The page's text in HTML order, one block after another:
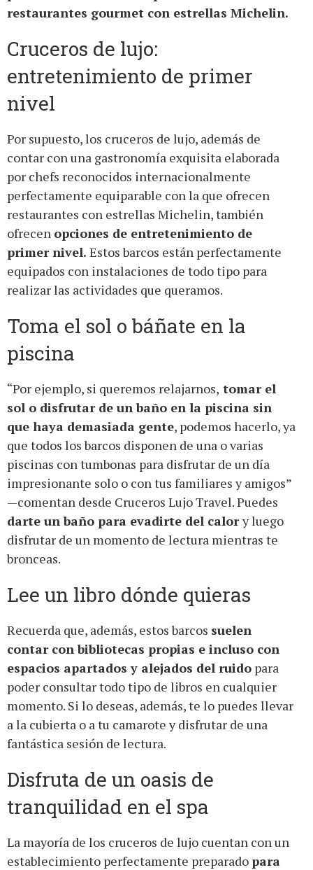
restaurantes gourmet con estrellas Michelin.
Cruceros de lujo:
entretenimiento de primer
nivel
Por supuesto, los cruceros de lujo, además de
contar con una gastronomía exquisita elaborada
por chefs reconocidos internacionalmente
perfectamente equiparable con la que ofrecen
restaurantes con estrellas Michelin, también
ofrecen opciones de entretenimiento de
primer nivel. Estos barcos están perfectamente
equipados con instalaciones de todo tipo para
realizar las actividades que queramos.
Toma el sol o báñate en la
piscina
“Por ejemplo, si queremos relajarnos, tomar el
sol o disfrutar de un baño en la piscina sin
que haya demasiada gente, podemos hacerlo, ya
que todos los barcos disponen de una o varias
piscinas con tumbonas para disfrutar de un día
impresionante solo o con tus familiares y amigos”
—comentan desde Cruceros Lujo Travel. Puedes
darte un baño para evadirte del calory luego
disfrutar de un momento de lectura mientras te
bronceas.
Lee un libro dónde quieras
Recuerda que, además, estos barcos suelen
contar con bibliotecas propias e incluso con
espacios apartados y alejados del ruido para
poder consultar todo tipo de libros en cualquier
momento. Si lo deseas, además, te lo puedes llevar
a la cubierta o a tu camarote y disfrutar de una
fantástica sesión de lectura.
Disfruta de un oasis de
tranquilidad en el spa
La mayoría de los cruceros de lujo cuentan con un
establecimiento perfectamente preparado para